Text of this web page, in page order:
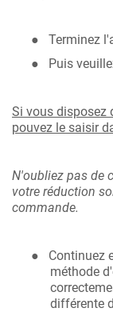
● Terminez
● Puis
Si vous disposez
pouvez le saisir
N'oubliez pas de
votre réduction
commande.
●
Continuez
méthode
différente